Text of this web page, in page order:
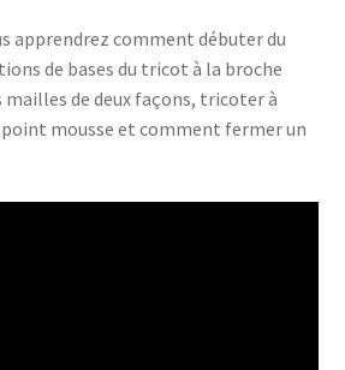
apprendrez comment débuter du
de bases du tricot à la broche
de deux façons, tricoter à
mousse et comment fermer un